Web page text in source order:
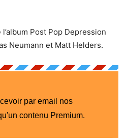
Post Pop Depression
Neumann et Matt Helders.
par email nos
contenu Premium.